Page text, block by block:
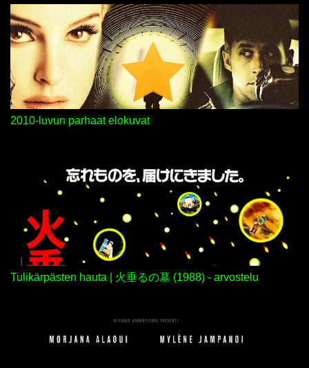
m
m
e
t
i
2010-luvun parhaat elokuvat
Tulikärpästen hauta | 火垂るの墓 (1988) - arvostelu